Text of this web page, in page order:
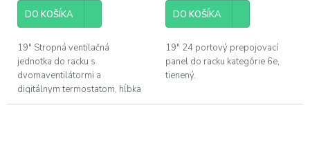
DO KOŠÍKA
19" Stropná ventilačná
jednotka do racku s
dvomaventilátormi a
digitálnym termostatom, hĺbka
200mm
DO KOŠÍKA
19" 24 portový prepojovací
panel do racku kategórie 6e,
tienený.